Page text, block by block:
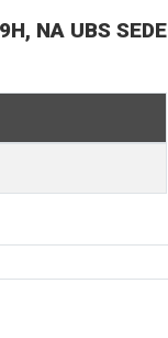
NA UBS SEDE